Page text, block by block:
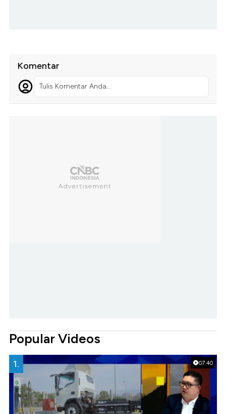
Komentar
Tulis Komentar Anda...
Popular Videos
07:40
1.